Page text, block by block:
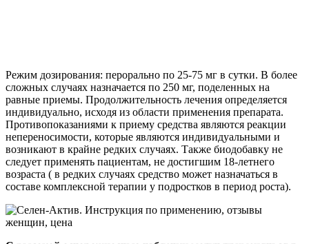
Режим дозирования: перорально по 25-75 мг в сутки. В более
сложных случаях назначается по 250 мг, поделенных на
равные приемы. Продолжительность лечения определяется
индивидуально, исходя из области применения препарата.
Противопоказаниями к приему средства являются реакции
непереносимости, которые являются индивидуальными и
возникают в крайне редких случаях. Также биодобавку не
следует применять пациентам, не достигшим 18-летнего
возраста ( в редких случаях средство может назначаться в
составе комплексной терапии у подростков в период роста).